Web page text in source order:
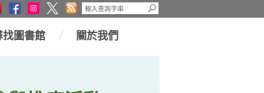
找圖書館 關於我們